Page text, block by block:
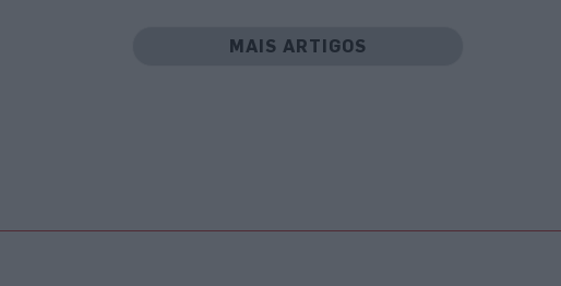
MAIS ARTIGOS